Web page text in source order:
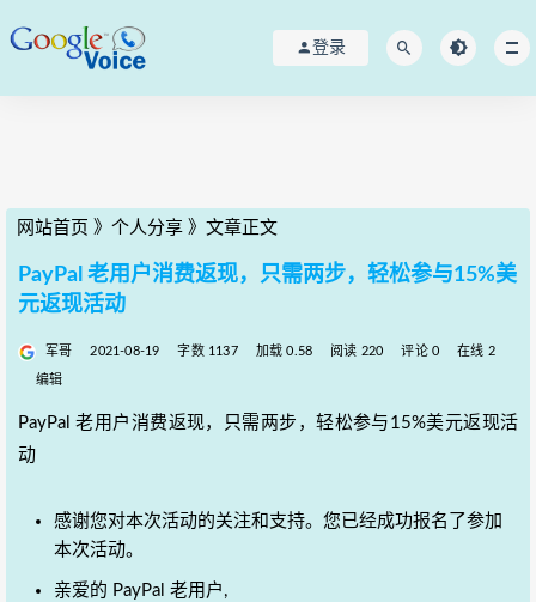
登录
网站首页 》 个人分享 》 文章正文
PayPal 老用户消费返现，只需两步，轻松参与15%美
元返现活动
军哥 2021-08-19 字数 1137 加载 0.58 阅读 220 评论 0 在线 2
编辑
PayPal 老用户消费返现，只需两步，轻松参与15%美元返现活
动
感谢您对本次活动的关注和支持。您已经成功报名了参加
本次活动。
亲爱的 PayPal 老用户,